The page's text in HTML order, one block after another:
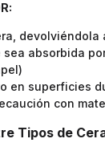
devolviéndola
sea absorbida
en superficies
con
Tipos de